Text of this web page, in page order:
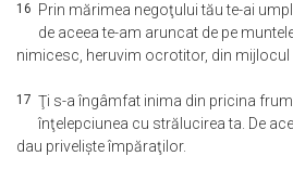
16 Prin mărimea negoţului tău te-ai
de aceea te-am aruncat de pe
nimicesc, heruvim ocrotitor, din mijlocul
17 Ţi s-a îngâmfat inima din pricina
înţelepciunea cu strălucirea ta. De
dau privelişte împăraţilor.